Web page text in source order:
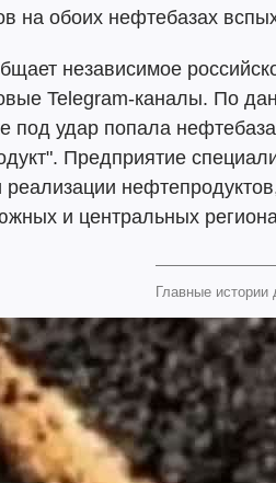
на обоих нефтебазах
независимое
Telegram-каналы. По
под удар попала
Предприятие
реализации
и центральных
Главные истории